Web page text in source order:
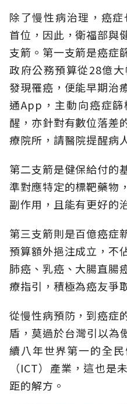
除了慢性病治理，癌
首位，因此，衛福部與
支箭。第一支箭是癌症
政府公務預算從28億
發現罹癌，便能早期治
通App，主動向癌症
醒，亦針對有數位落差
療院所，請醫院提醒病
第二支箭是健保給付的
準對應特定的標靶藥物
副作用，且能有更好的
第三支箭則是百億癌症
預算額外挹注成立，不
肺癌、乳癌、大腸直腸
療指引，積極為癌友爭
從慢性病預防，到癌症
盾，莫過於台灣引以
續八年世界第一的全
（ICT）產業，這也是
距的解方。